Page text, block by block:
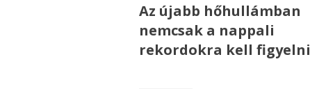
Az újabb hőhullámban
nemcsak a nappali
rekordokra kell figyelni